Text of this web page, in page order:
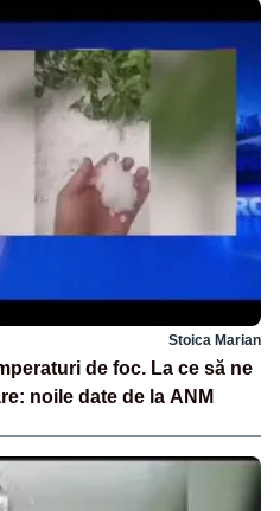
Stoica Marian
de foc. La ce să ne
noile date de la ANM